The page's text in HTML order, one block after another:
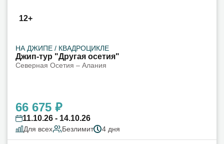
12+
НА ДЖИПЕ / КВАДРОЦИКЛЕ
Джип-тур "Другая осетия"
Северная Осетия – Алания
66 675 ₽
11.10.26 - 14.10.26
Для всех Безлимит 4 дня